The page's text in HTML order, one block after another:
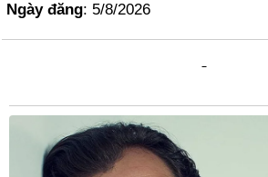
Ngày đăng: 5/8/2026